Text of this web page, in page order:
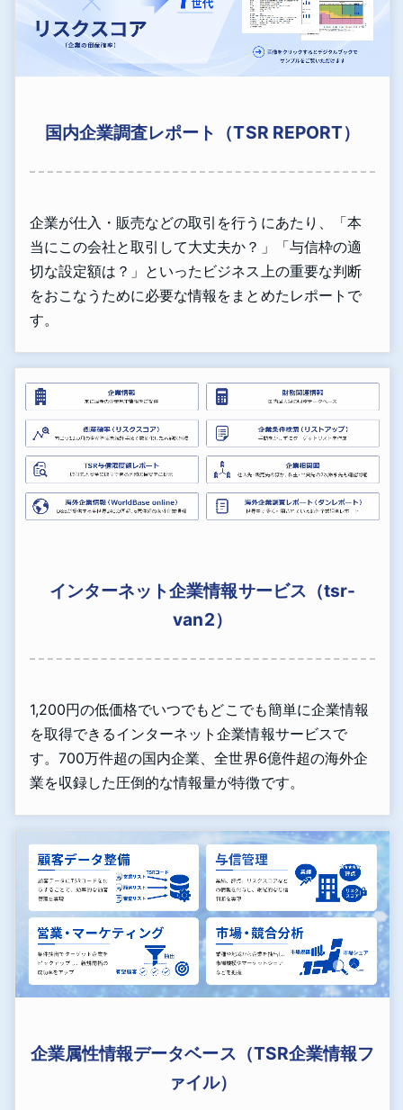
国内企業調査レポート（TSR REPORT）
企業が仕入・販売などの取引を行うにあたり、「本
当にこの会社と取引して大丈夫か？」「与信枠の適
切な設定額は？」といったビジネス上の重要な判断
をおこなうために必要な情報をまとめたレポートで
す。
インターネット企業情報サービス（tsr-
van2）
1,200円の低価格でいつでもどこでも簡単に企業情報
を取得できるインターネット企業情報サービスで
す。700万件超の国内企業、全世界6億件超の海外企
業を収録した圧倒的な情報量が特徴です。
企業属性情報データベース（TSR企業情報フ
ァイル）